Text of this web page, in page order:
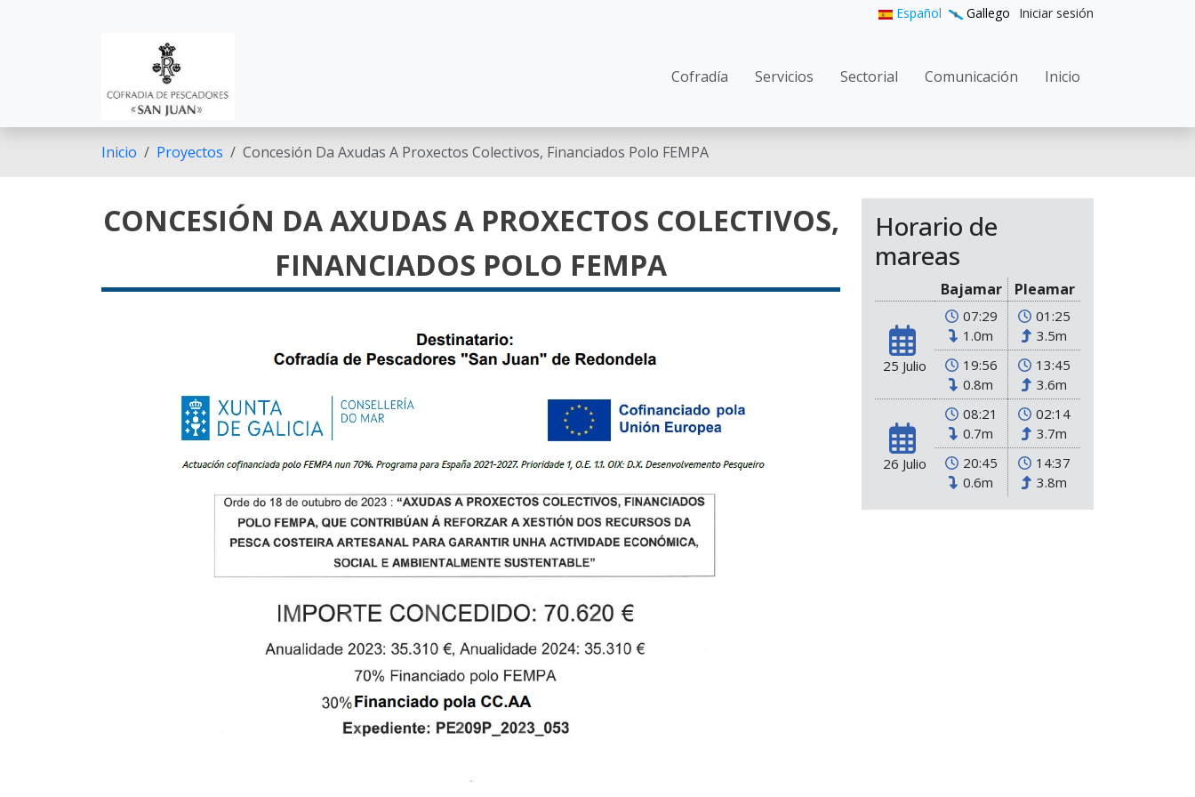
Español Gallego User
Iniciar sesión
Main navigation
Cofradía Servicios Sectorial Comunicación Inicio
Inicio Proyectos Concesión Da Axudas A Proxectos Colectivos, Financiados Polo FEMPA
CONCESIÓN DA AXUDAS A PROXECTOS COLECTIVOS,
FINANCIADOS POLO FEMPA
Horario de
mareas
Bajamar Pleamar
25 Julio
07:29
1.0m
01:25
3.5m
19:56
0.8m
13:45
3.6m
26 Julio
08:21
0.7m
02:14
3.7m
20:45
0.6m
14:37
3.8m